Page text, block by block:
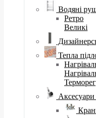
Водяні
Ретро
Великі
Тепла
Аксесуари